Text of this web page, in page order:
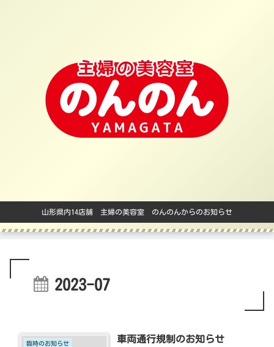
山形県内14店舗 主婦の美容室 のんのんからのお知らせ
2023-07
臨時のお知らせ
車両通行規制のお知らせ